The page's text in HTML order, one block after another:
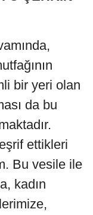
bir yeri olan
da bu
ettikleri
Bu vesile ile
kadın